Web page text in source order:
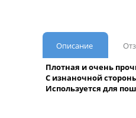
Описание
Плотная и очень
С изнаночной
Используется для